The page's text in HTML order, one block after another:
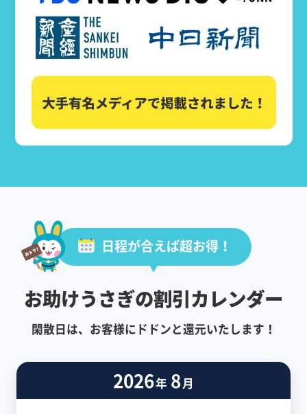
日程が合えば超お得！
お助けうさぎの割引カレンダー
閑散日は、お客様にドドンと還元いたします！
2026年 8月